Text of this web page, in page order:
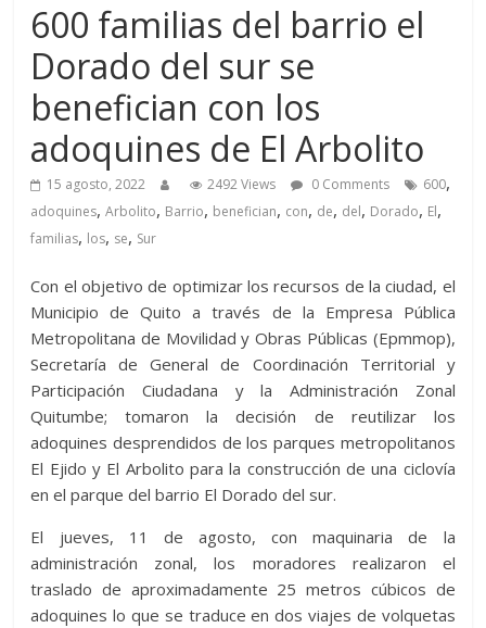
600 familias del barrio el
Dorado del sur se
benefician con los
adoquines de El Arbolito
15 agosto, 2022 2492 Views 0 Comments 600,
adoquines,Arbolito, Barrio, benefician, con, de, del, Dorado, El,
familias, los, se, Sur
Con el objetivo de optimizar los recursos de la ciudad, el
Municipio de Quito a través de la Empresa Pública
Metropolitana de Movilidad y Obras Públicas (Epmmop),
Secretaría de General de Coordinación Territorial y
Participación Ciudadana y la Administración Zonal
Quitumbe; tomaron la decisión de reutilizar los
adoquines desprendidos de los parques metropolitanos
El Ejido y El Arbolito para la construcción de una ciclovía
en el parque del barrio El Dorado del sur.
El jueves, 11 de agosto, con maquinaria de la
administración zonal, los moradores realizaron el
traslado de aproximadamente 25 metros cúbicos de
adoquines lo que se traduce en dos viajes de volquetas